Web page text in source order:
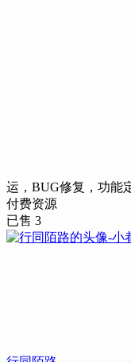
运，BUG修复，功能
付费资源
已售 3